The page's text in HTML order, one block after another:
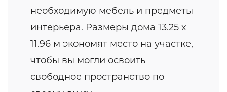
необходимую мебель и предметы
интерьера. Размеры дома 13.25 x
11.96 м экономят место на участке,
чтобы вы могли освоить
свободное пространство по